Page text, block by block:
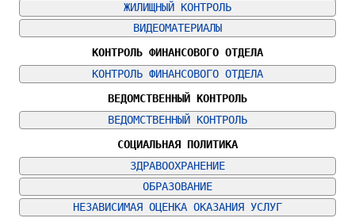
ЖИЛИЩНЫЙ КОНТРОЛЬ
ВИДЕОМАТЕРИАЛЫ
КОНТРОЛЬ ФИНАНСОВОГО ОТДЕЛА
КОНТРОЛЬ ФИНАНСОВОГО ОТДЕЛА
ВЕДОМСТВЕННЫЙ КОНТРОЛЬ
ВЕДОМСТВЕННЫЙ КОНТРОЛЬ
СОЦИАЛЬНАЯ ПОЛИТИКА
ЗДРАВООХРАНЕНИЕ
ОБРАЗОВАНИЕ
НЕЗАВИСИМАЯ ОЦЕНКА ОКАЗАНИЯ УСЛУГ